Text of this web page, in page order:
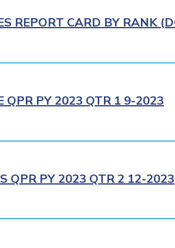
REPORT CARD BY RANK
QPR PY 2023 QTR 1 9-2023
QPR PY 2023 QTR 2 12-2023